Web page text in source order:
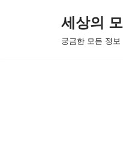
세상의
궁금한 모든 정보